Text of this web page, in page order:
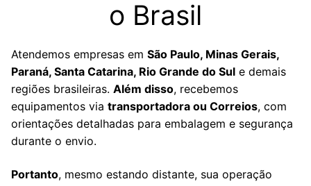
o Brasil
Atendemos empresas em São Paulo, Minas Gerais,
Paraná, Santa Catarina, Rio Grande do Sul e demais
regiões brasileiras. Além disso, recebemos
equipamentos via transportadora ou Correios, com
orientações detalhadas para embalagem e segurança
durante o envio.
Portanto, mesmo estando distante, sua operação